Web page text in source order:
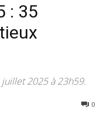
: 35
2025 à 23h59.
0